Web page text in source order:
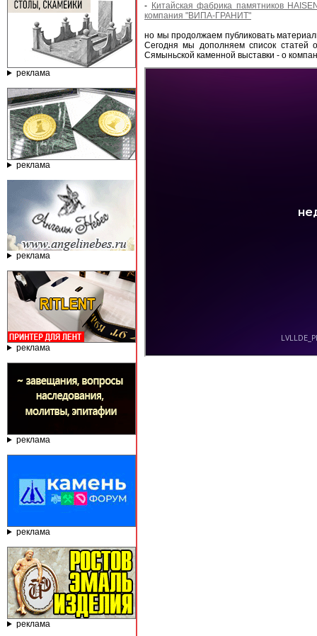
реклама
реклама
реклама
реклама
реклама
реклама
реклама
- Китайская фабрика памятников
компания "ВИПА-ГРАНИТ"
но мы продолжаем публиковать
Сегодня мы дополняем список статей
Сямыньской каменной выставки - о